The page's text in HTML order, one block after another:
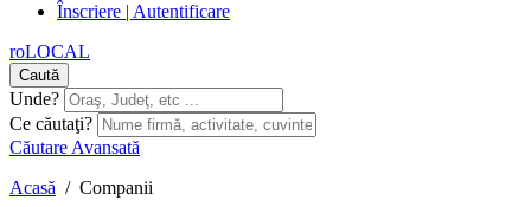
Înscriere | Autentificare
roLOCAL
Caută
Unde?
Ce căutaţi?
Căutare Avansată
Acasă / Companii